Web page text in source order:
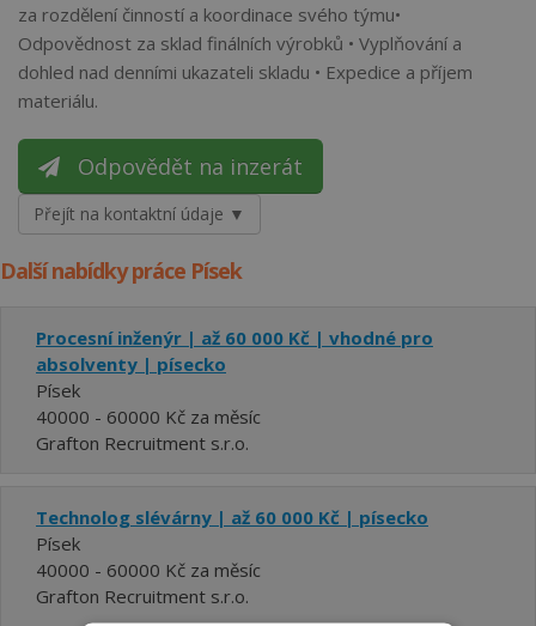
za rozdělení činností a koordinace svého týmu•
Odpovědnost za sklad finálních výrobků • Vyplňování a
dohled nad denními ukazateli skladu • Expedice a příjem
materiálu.
Odpovědět na inzerát
Přejít na kontaktní údaje ▼
Další nabídky práce Písek
Procesní inženýr | až 60 000 Kč | vhodné pro
absolventy | písecko
Písek
40000 - 60000 Kč za měsíc
Grafton Recruitment s.r.o.
Technolog slévárny | až 60 000 Kč | písecko
Písek
40000 - 60000 Kč za měsíc
Grafton Recruitment s.r.o.